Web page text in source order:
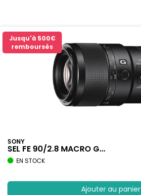
Jusqu'à 500€
remboursés
SONY
SEL FE 90/2.8 MACRO G...
EN STOCK
Ajouter au panier